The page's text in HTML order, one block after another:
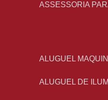
ASSESSORIA
ALUGUEL
ALUGUEL DE